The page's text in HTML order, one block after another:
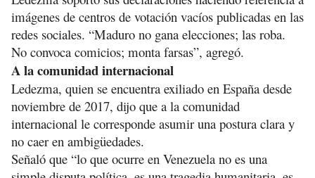
imágenes de centros de votación vacíos publicadas en las
redes sociales. “Maduro no gana elecciones; las roba.
No convoca comicios; monta farsas”, agregó.
A la comunidad internacional
Ledezma, quien se encuentra exiliado en España desde
noviembre de 2017, dijo que a la comunidad
internacional le corresponde asumir una postura clara y
no caer en ambigüedades.
Señaló que “lo que ocurre en Venezuela no es una